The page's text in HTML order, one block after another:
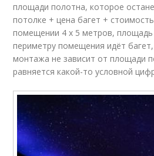
площади полотна, которое
потолке + цена багет +
помещении 4 х 5 метров,
периметру помещения идёт
монтажа не зависит от площади
равняется какой-то условной